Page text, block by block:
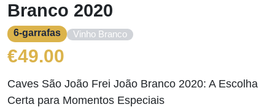
Branco 2020
6-garrafas Vinho Branco
€49.00
Caves São João Frei João Branco 2020: A Escolha
Certa para Momentos Especiais